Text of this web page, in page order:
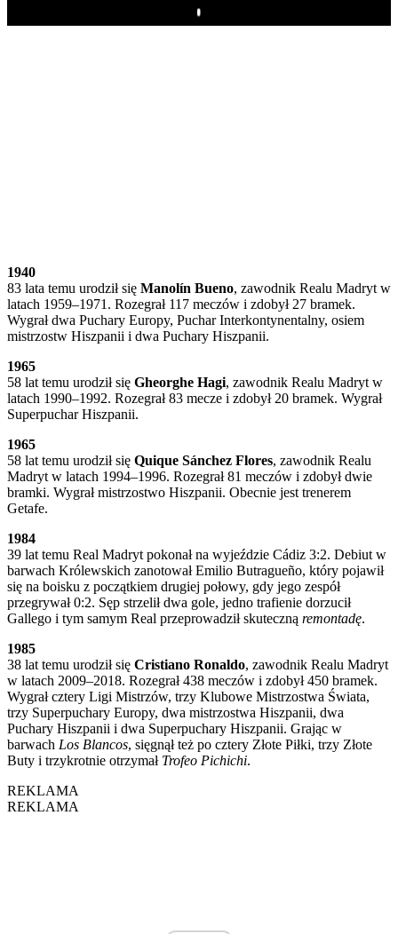
Play
1940
83 lata temu urodził się Manolín Bueno, zawodnik Realu Madryt w
latach 1959–1971. Rozegrał 117 meczów i zdobył 27 bramek.
Wygrał dwa Puchary Europy, Puchar Interkontynentalny, osiem
mistrzostw Hiszpanii i dwa Puchary Hiszpanii.
1965
58 lat temu urodził się Gheorghe Hagi, zawodnik Realu Madryt w
latach 1990–1992. Rozegrał 83 mecze i zdobył 20 bramek. Wygrał
Superpuchar Hiszpanii.
1965
58 lat temu urodził się Quique Sánchez Flores, zawodnik Realu
Madryt w latach 1994–1996. Rozegrał 81 meczów i zdobył dwie
bramki. Wygrał mistrzostwo Hiszpanii. Obecnie jest trenerem
Getafe.
1984
39 lat temu Real Madryt pokonał na wyjeździe Cádiz 3:2. Debiut w
barwach Królewskich zanotował Emilio Butragueño, który pojawił
się na boisku z początkiem drugiej połowy, gdy jego zespół
przegrywał 0:2. Sęp strzelił dwa gole, jedno trafienie dorzucił
Gallego i tym samym Real przeprowadził skuteczną remontadę.
1985
38 lat temu urodził się Cristiano Ronaldo, zawodnik Realu Madryt
w latach 2009–2018. Rozegrał 438 meczów i zdobył 450 bramek.
Wygrał cztery Ligi Mistrzów, trzy Klubowe Mistrzostwa Świata,
trzy Superpuchary Europy, dwa mistrzostwa Hiszpanii, dwa
Puchary Hiszpanii i dwa Superpuchary Hiszpanii. Grając w
barwach Los Blancos, sięgnął też po cztery Złote Piłki, trzy Złote
Buty i trzykrotnie otrzymał Trofeo Pichichi.
REKLAMA
REKLAMA